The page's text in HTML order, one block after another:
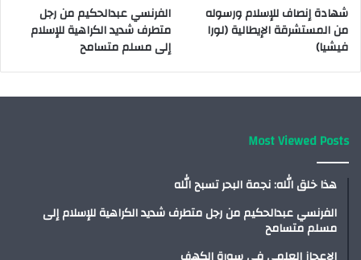
شهادة إنصاف للإسلام ورسوله
من المستشرقة الإيطالية (لورا
فيشيا)
الفرنسي عبدالحكيم من رجل
متطرف شديد الكراهية للإسلام
إلى مسلم متسامح
Most Viewed Posts
هذا خلق الله: نجمة البحر تسبح الله
الفرنسي عبدالحكيم من رجل متطرف شديد الكراهية للإسلام إلى
مسلم متسامح